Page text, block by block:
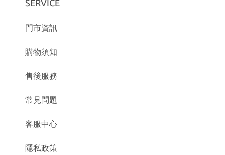
SERVICE
門市資訊
購物須知
售後服務
常見問題
客服中心
隱私政策